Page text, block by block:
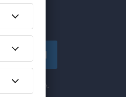
fel
az eSky.pl S.A.